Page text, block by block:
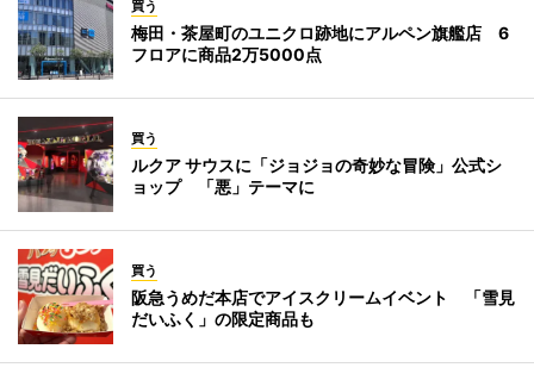
買う
梅田・茶屋町のユニクロ跡地にアルペン旗艦店 6
フロアに商品2万5000点
買う
ルクア サウスに「ジョジョの奇妙な冒険」公式シ
ョップ 「悪」テーマに
買う
阪急うめだ本店でアイスクリームイベント 「雪見
だいふく」の限定商品も